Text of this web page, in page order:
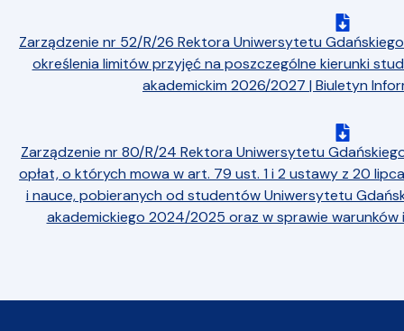
Zarządzenie nr 52/R/26 Rektora Uniwersytetu
określenia limitów przyjęć na poszczególne kierunki
akademickim 2026/2027 | Biuletyn
Zarządzenie nr 80/R/24 Rektora Uniwersytetu
opłat, o których mowa w art. 79 ust. 1 i 2 ustawy z 20
i nauce, pobieranych od studentów Uniwersytetu
akademickiego 2024/2025 oraz w sprawie